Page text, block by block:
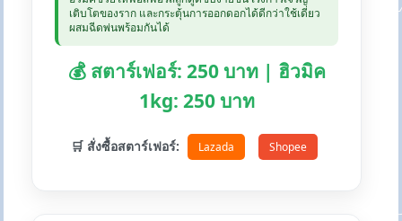
เติบโตของราก และกระตุ้นการออกดอกได้ดีกว่าใช้เดี่ยว
ผสมฉีดพ่นพร้อมกันได้
💰 สตาร์เฟอร์: 250 บาท | ฮิวมิค
1kg: 250 บาท
🛒 สั่งซื้อสตาร์เฟอร์: Lazada Shopee